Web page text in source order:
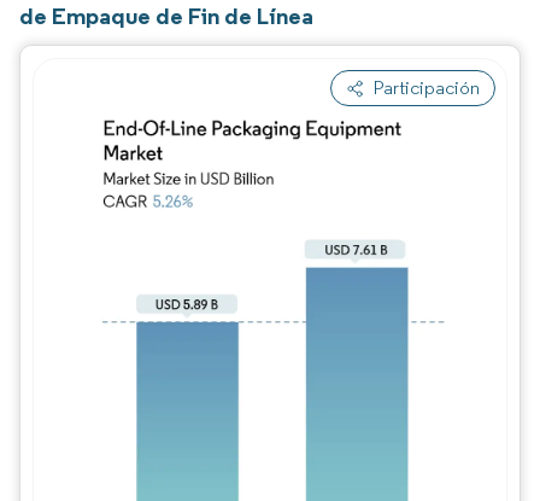
de Empaque de Fin de Línea
Participación